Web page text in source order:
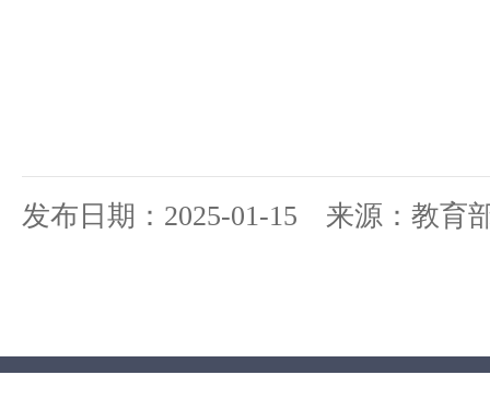
发布日期：2025-01-15 来源：教